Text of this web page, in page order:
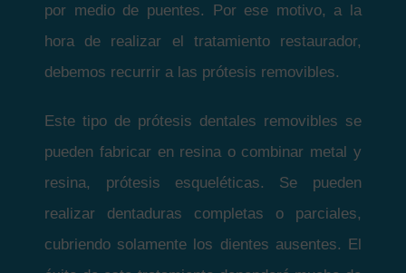
por medio de puentes. Por ese motivo, a la
hora de realizar el tratamiento restaurador,
debemos recurrir a las prótesis removibles.
Este tipo de prótesis dentales removibles se
pueden fabricar en resina o combinar metal y
resina, prótesis esqueléticas. Se pueden
realizar dentaduras completas o parciales,
cubriendo solamente los dientes ausentes. El